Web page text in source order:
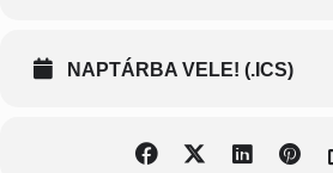
NAPTÁRBA VELE! (.ICS)